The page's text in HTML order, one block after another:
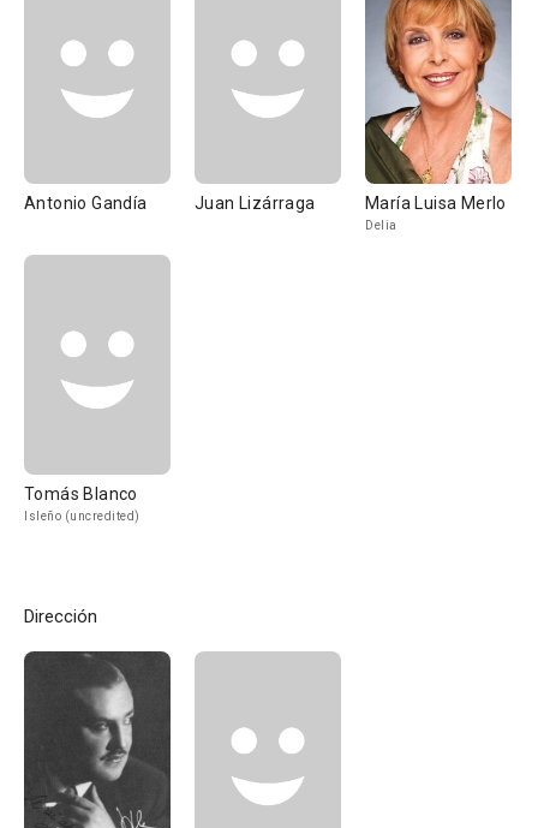
Antonio Gandía Juan Lizárraga María Luisa Merlo
Delia
Tomás Blanco
Isleño (uncredited)
Dirección